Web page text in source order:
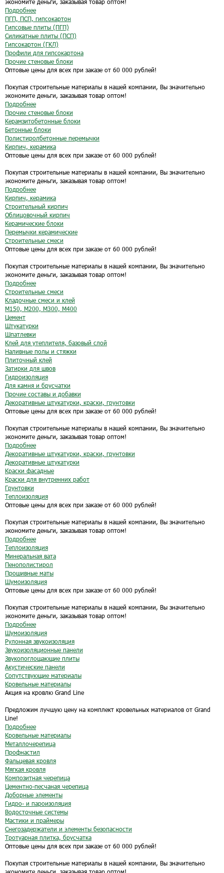
экономите деньги, заказывая товар оптом!
Подробнее
ПГП, ПСП, гипсокартон
Гипсовые плиты (ПГП)
Силикатные плиты (ПСП)
Гипсокартон (ГКЛ)
Профили для гипсокартона
Прочие стеновые блоки
Оптовые цены для всех при заказе от 60 000 рублей!
Покупая строительные материалы в нашей компании, Вы значительно
экономите деньги, заказывая товар оптом!
Подробнее
Прочие стеновые блоки
Керамзитобетонные блоки
Бетонные блоки
Полистиролбетонные перемычки
Кирпич, керамика
Оптовые цены для всех при заказе от 60 000 рублей!
Покупая строительные материалы в нашей компании, Вы значительно
экономите деньги, заказывая товар оптом!
Подробнее
Кирпич, керамика
Строительный кирпич
Облицовочный кирпич
Керамические блоки
Перемычки керамические
Строительные смеси
Оптовые цены для всех при заказе от 60 000 рублей!
Покупая строительные материалы в нашей компании, Вы значительно
экономите деньги, заказывая товар оптом!
Подробнее
Строительные смеси
Кладочные смеси и клей
М150, М200, М300, М400
Цемент
Штукатурки
Шпатлевки
Клей для утеплителя, базовый слой
Наливные полы и стяжки
Плиточный клей
Затирки для швов
Гидроизоляция
Для камня и брусчатки
Прочие составы и добавки
Декоративные штукатурки, краски, грунтовки
Оптовые цены для всех при заказе от 60 000 рублей!
Покупая строительные материалы в нашей компании, Вы значительно
экономите деньги, заказывая товар оптом!
Подробнее
Декоративные штукатурки, краски, грунтовки
Декоративные штукатурки
Краски фасадные
Краски для внутренних работ
Грунтовки
Теплоизоляция
Оптовые цены для всех при заказе от 60 000 рублей!
Покупая строительные материалы в нашей компании, Вы значительно
экономите деньги, заказывая товар оптом!
Подробнее
Теплоизоляция
Минеральная вата
Пенополистирол
Прошивные маты
Шумоизоляция
Оптовые цены для всех при заказе от 60 000 рублей!
Покупая строительные материалы в нашей компании, Вы значительно
экономите деньги, заказывая товар оптом!
Подробнее
Шумоизоляция
Рулонная звукоизоляция
Звукоизоляционные панели
Звукопоглощающие плиты
Акустические панели
Сопутствующие материалы
Кровельные материалы
Акция на кровлю Grand Line
Предложим лучшую цену на комплект кровельных материалов от Grand
Line!
Подробнее
Кровельные материалы
Металлочерепица
Профнастил
Фальцевая кровля
Мягкая кровля
Композитная черепица
Цементно-песчаная черепица
Доборные элементы
Гидро- и пароизоляция
Водосточные системы
Мастики и праймеры
Снегозадержатели и элементы безопасности
Тротуарная плитка, брусчатка
Оптовые цены для всех при заказе от 60 000 рублей!
Покупая строительные материалы в нашей компании, Вы значительно
экономите деньги, заказывая товар оптом!